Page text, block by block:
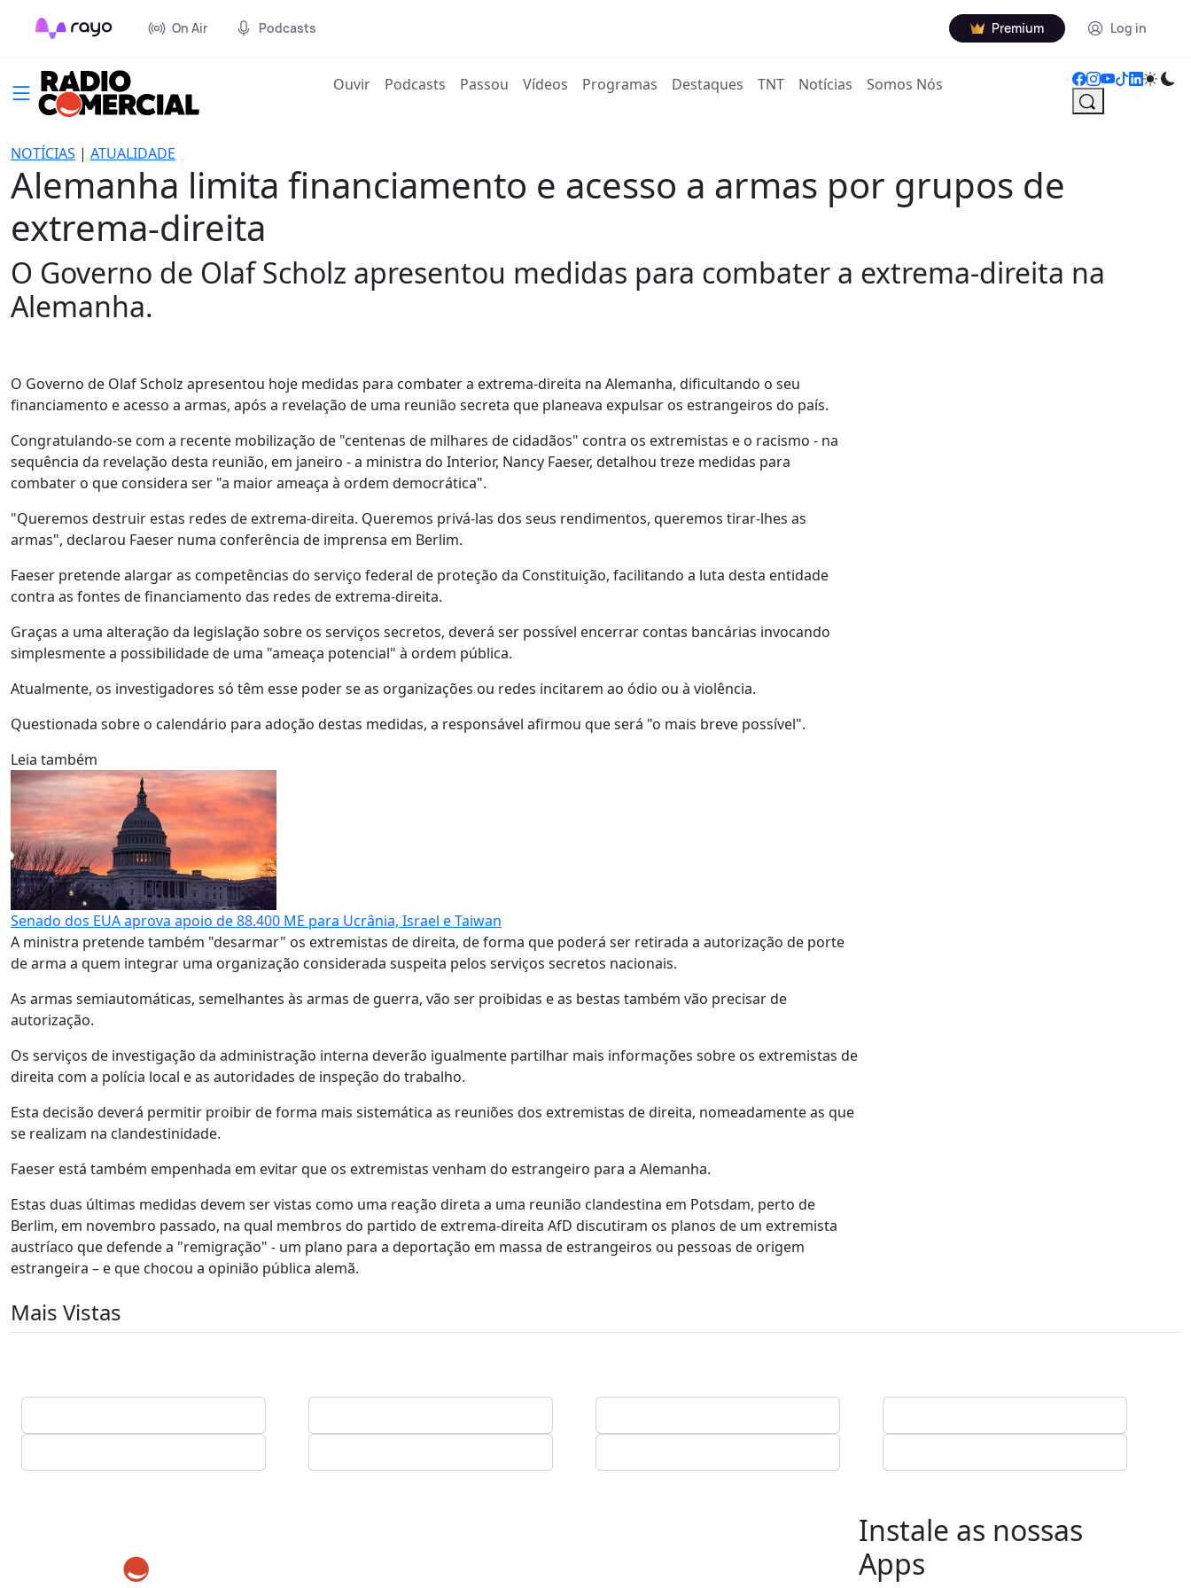
On Air Podcasts Premium Log in
Ouvir(current)
Podcasts Passou Vídeos Programas Destaques TNT Notícias Somos Nós
NOTÍCIAS | ATUALIDADE
Alemanha limita financiamento e acesso a armas por grupos de
extrema-direita
O Governo de Olaf Scholz apresentou medidas para combater a extrema-direita na
Alemanha.
O Governo de Olaf Scholz apresentou hoje medidas para combater a extrema-direita na Alemanha, dificultando o seu
financiamento e acesso a armas, após a revelação de uma reunião secreta que planeava expulsar os estrangeiros do país.
Congratulando-se com a recente mobilização de "centenas de milhares de cidadãos" contra os extremistas e o racismo - na
sequência da revelação desta reunião, em janeiro - a ministra do Interior, Nancy Faeser, detalhou treze medidas para
combater o que considera ser "a maior ameaça à ordem democrática".
"Queremos destruir estas redes de extrema-direita. Queremos privá-las dos seus rendimentos, queremos tirar-lhes as
armas", declarou Faeser numa conferência de imprensa em Berlim.
Faeser pretende alargar as competências do serviço federal de proteção da Constituição, facilitando a luta desta entidade
contra as fontes de financiamento das redes de extrema-direita.
Graças a uma alteração da legislação sobre os serviços secretos, deverá ser possível encerrar contas bancárias invocando
simplesmente a possibilidade de uma "ameaça potencial" à ordem pública.
Atualmente, os investigadores só têm esse poder se as organizações ou redes incitarem ao ódio ou à violência.
Questionada sobre o calendário para adoção destas medidas, a responsável afirmou que será "o mais breve possível".
Leia também
Senado dos EUA aprova apoio de 88.400 ME para Ucrânia, Israel e Taiwan
A ministra pretende também "desarmar" os extremistas de direita, de forma que poderá ser retirada a autorização de porte
de arma a quem integrar uma organização considerada suspeita pelos serviços secretos nacionais.
As armas semiautomáticas, semelhantes às armas de guerra, vão ser proibidas e as bestas também vão precisar de
autorização.
Os serviços de investigação da administração interna deverão igualmente partilhar mais informações sobre os extremistas de
direita com a polícia local e as autoridades de inspeção do trabalho.
Esta decisão deverá permitir proibir de forma mais sistemática as reuniões dos extremistas de direita, nomeadamente as que
se realizam na clandestinidade.
Faeser está também empenhada em evitar que os extremistas venham do estrangeiro para a Alemanha.
Estas duas últimas medidas devem ser vistas como uma reação direta a uma reunião clandestina em Potsdam, perto de
Berlim, em novembro passado, na qual membros do partido de extrema-direita AfD discutiram os planos de um extremista
austríaco que defende a "remigração" - um plano para a deportação em massa de estrangeiros ou pessoas de origem
estrangeira – e que chocou a opinião pública alemã.
Mais Vistas
Instale as nossas
Apps